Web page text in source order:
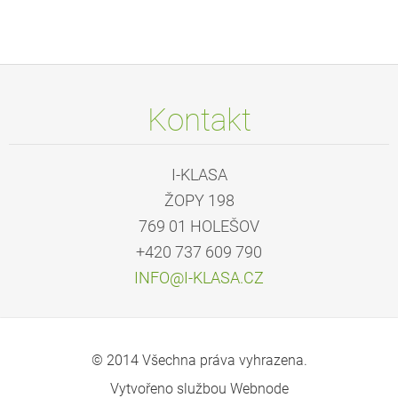
Kontakt
I-KLASA
ŽOPY 198
769 01 HOLEŠOV
+420 737 609 790
INFO@I-KLASA.CZ
© 2014 Všechna práva vyhrazena.
Vytvořeno službou Webnode